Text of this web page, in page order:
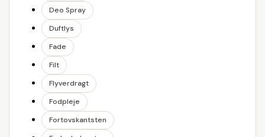
Deo Spray
Duftlys
Fade
Filt
Flyverdragt
Fodpleje
Fortovskantsten